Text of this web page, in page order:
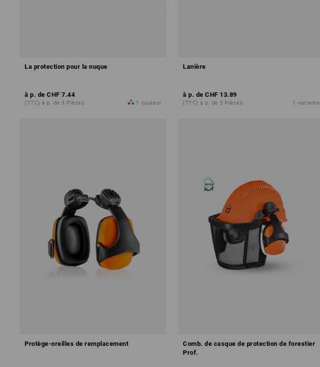
La protection pour la nuque
à p. de CHF 7.44
(TTC) à p. de 3 Pièces 1 couleur
Lanière
à p. de CHF 13.89
(TTC) à p. de 3 Pièces 1 variante
Protège-oreilles de remplacement
Comb. de casque de protection de forestier
Prof.